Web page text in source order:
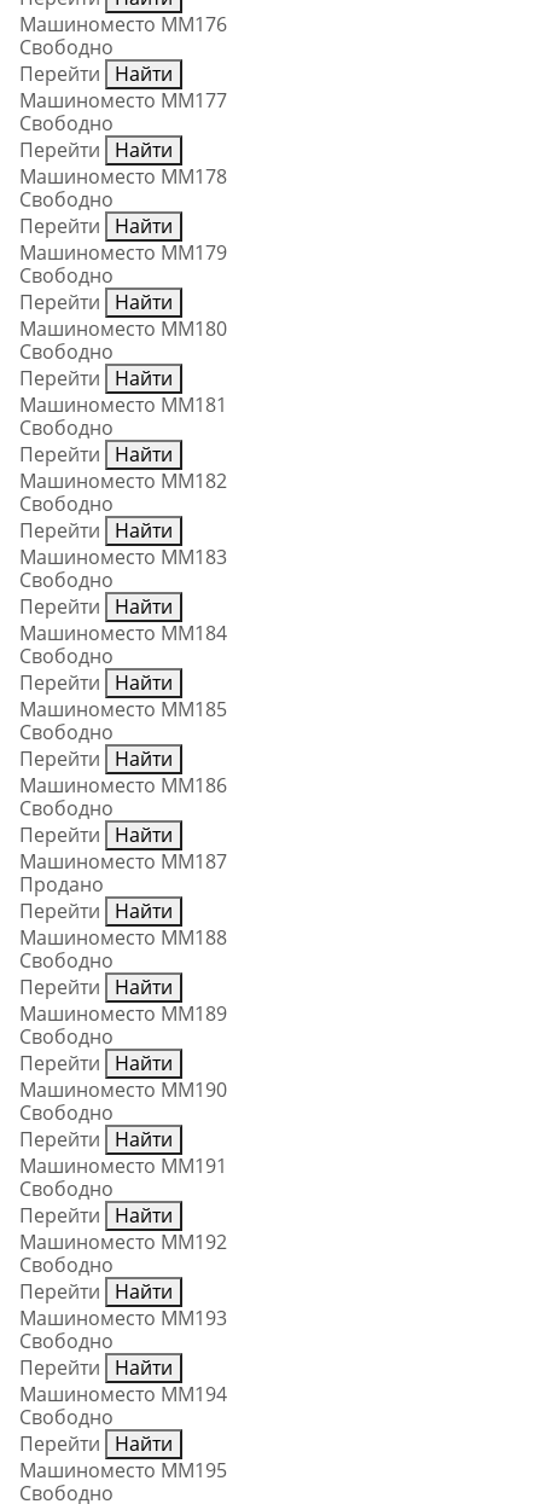
Машиноместо ММ176
Свободно
Перейти
Найти
Машиноместо ММ177
Свободно
Перейти
Найти
Машиноместо ММ178
Свободно
Перейти
Найти
Машиноместо ММ179
Свободно
Перейти
Найти
Машиноместо ММ180
Свободно
Перейти
Найти
Машиноместо ММ181
Свободно
Перейти
Найти
Машиноместо ММ182
Свободно
Перейти
Найти
Машиноместо ММ183
Свободно
Перейти
Найти
Машиноместо ММ184
Свободно
Перейти
Найти
Машиноместо ММ185
Свободно
Перейти
Найти
Машиноместо ММ186
Свободно
Перейти
Найти
Машиноместо ММ187
Продано
Перейти
Найти
Машиноместо ММ188
Свободно
Перейти
Найти
Машиноместо ММ189
Свободно
Перейти
Найти
Машиноместо ММ190
Свободно
Перейти
Найти
Машиноместо ММ191
Свободно
Перейти
Найти
Машиноместо ММ192
Свободно
Перейти
Найти
Машиноместо ММ193
Свободно
Перейти
Найти
Машиноместо ММ194
Свободно
Перейти
Найти
Машиноместо ММ195
Свободно